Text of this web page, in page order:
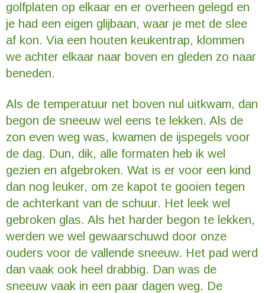
golfplaten op elkaar en er overheen gelegd en
je had een eigen glijbaan, waar je met de slee
af kon. Via een houten keukentrap, klommen
we achter elkaar naar boven en gleden zo naar
beneden.
Als de temperatuur net boven nul uitkwam, dan
begon de sneeuw wel eens te lekken. Als de
zon even weg was, kwamen de ijspegels voor
de dag. Dun, dik, alle formaten heb ik wel
gezien en afgebroken. Wat is er voor een kind
dan nog leuker, om ze kapot te gooien tegen
de achterkant van de schuur. Het leek wel
gebroken glas. Als het harder begon te lekken,
werden we wel gewaarschuwd door onze
ouders voor de vallende sneeuw. Het pad werd
dan vaak ook heel drabbig. Dan was de
sneeuw vaak in een paar dagen weg. De